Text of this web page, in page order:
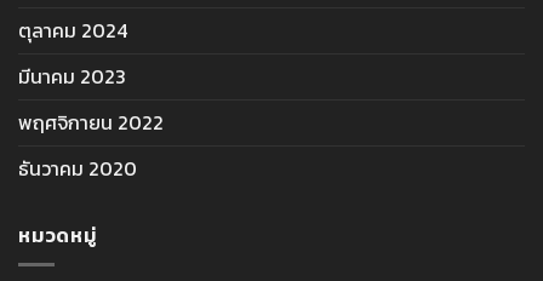
ตุลาคม 2024
มีนาคม 2023
พฤศจิกายน 2022
ธันวาคม 2020
หมวดหมู่